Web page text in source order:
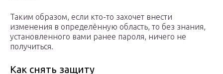
Таким образом, если кто-то захочет внести
изменения в определённую область, то без знания,
установленного вами ранее пароля, ничего не
получиться.
Как снять защиту